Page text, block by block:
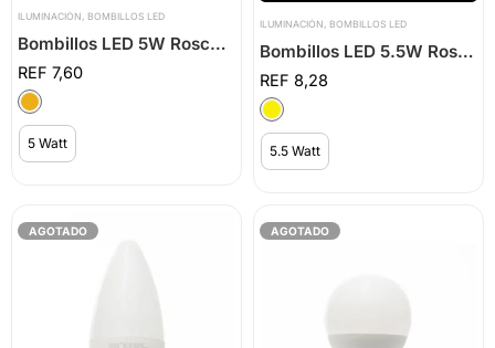
ILUMINACIÓN , BOMBILLOS LED
Bombillos LED 5W Rosca E14 Multivoltaje
7,60
5 Watt
ILUMINACIÓN , BOMBILLOS LED
Bombillos LED 5.5W Rosca E14 Multivoltaje
8,28
5.5 Watt
AGOTADO AGOTADO